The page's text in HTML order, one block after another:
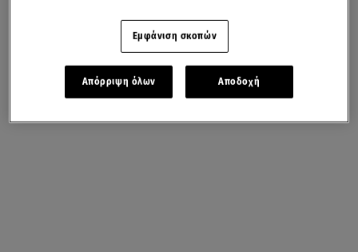
Εμφάνιση σκοπών
Απόρριψη όλων Αποδοχή